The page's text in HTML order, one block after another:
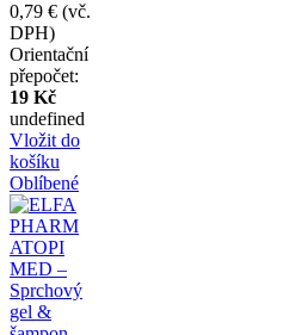
0,79 € (vč.
DPH)
Orientační
přepočet:
19 Kč
undefined
Vložit do
košíku
Oblíbené